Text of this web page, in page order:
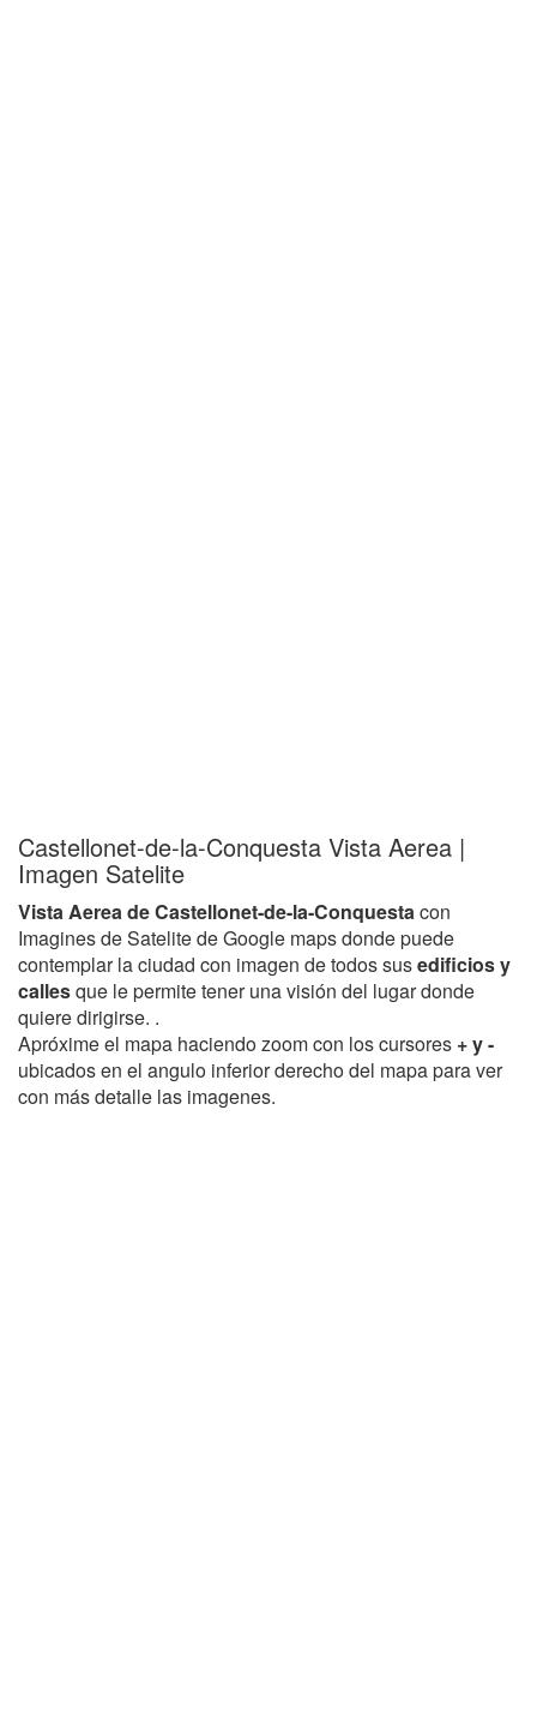
Castellonet-de-la-Conquesta Vista Aerea |
Imagen Satelite
Vista Aerea de Castellonet-de-la-Conquestacon
Imagines de Satelite de Google maps donde puede
contemplar la ciudad con imagen de todos susedificios y
callesque le permite tener una visión del lugar donde
quiere dirigirse. .
Apróxime el mapa haciendo zoom con los cursores + y -
ubicados en el angulo inferior derecho del mapa para ver
con más detalle las imagenes.